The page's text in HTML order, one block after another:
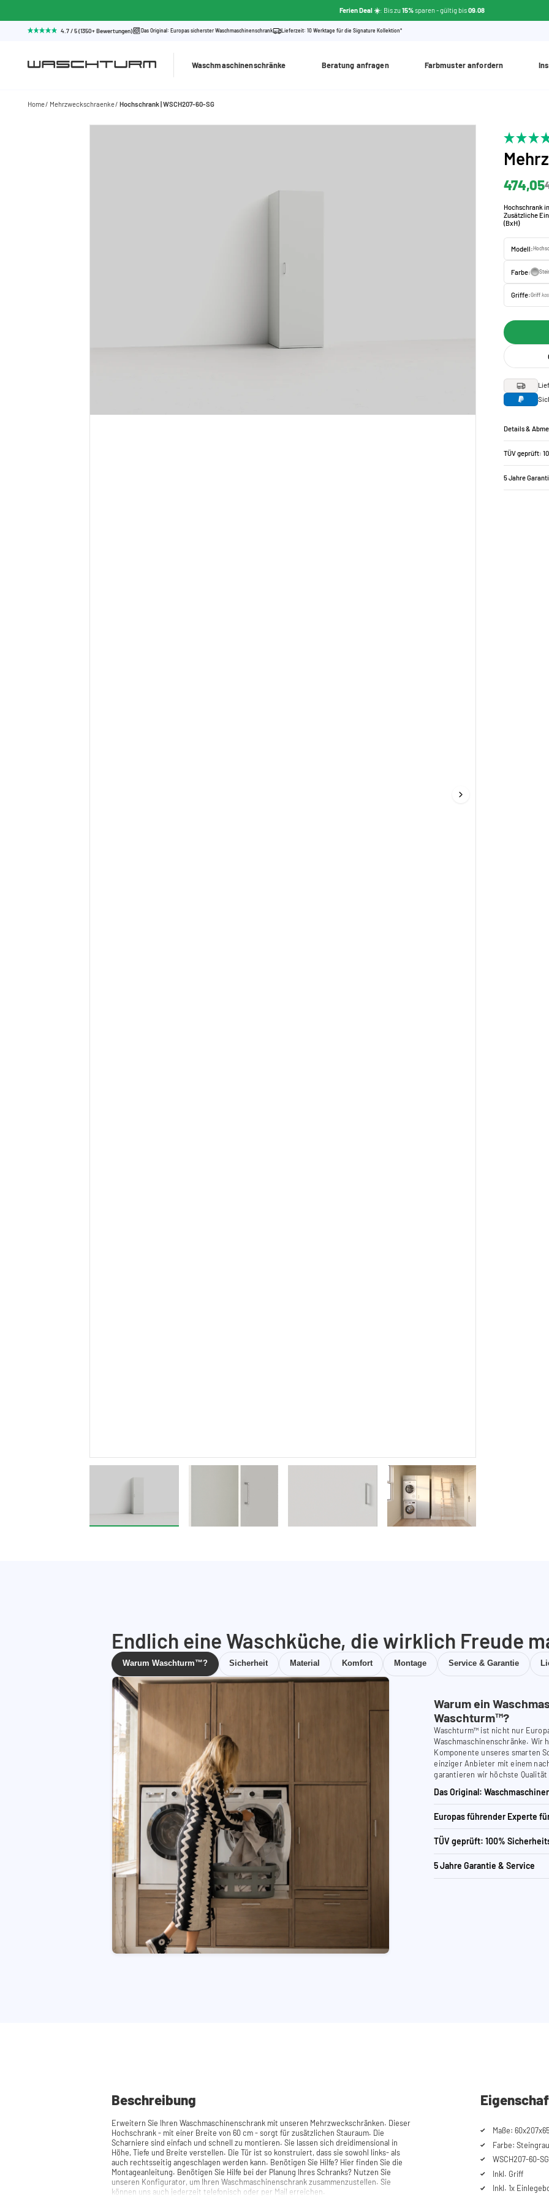
Ferien Deal ☀️: Bis zu15%sparen- gültig bis09.08
4.7 / 5 (1350+ Bewertungen) Das Original: Europas sicherster Waschmaschinenschrank Lieferzeit: 10 Werktage für die Signature Kollektion*
Waschmaschinenschränke Beratung anfragen Farbmuster anfordern
Home Mehrzweckschraenke Hochschrank | WSCH207-60-SG
474,05
Hochschrank
Zusätzliche
(BxH)
Modell:
Farbe:
Griffe:Griff
Details &
TÜV geprüft:
5 Jahre
Endlich eine Waschküche, die wirklich Freude
Warum Waschturm™? Sicherheit Material Komfort Montage Service & Garantie
Warum ein
Waschturm™?
Waschturm™ ist nicht nur
Waschmaschinenschränke. Wir
Komponente unseres smarten
einziger Anbieter mit einem
garantieren wir höchste
Das Original:
Europas führender Experte
TÜV geprüft: 100%
5 Jahre Garantie & Service
Beschreibung
Erweitern Sie Ihren Waschmaschinenschrank mit unseren Mehrzweckschränken. Dieser
Hochschrank - mit einer Breite von 60 cm - sorgt für zusätzlichen Stauraum. Die
Scharniere sind einfach und schnell zu montieren. Sie lassen sich dreidimensional in
Höhe, Tiefe und Breite verstellen. Die Tür ist so konstruiert, dass sie sowohl links- als
auch rechtsseitig angeschlagen werden kann. Benötigen Sie Hilfe? Hier finden Sie die
Montageanleitung. Benötigen Sie Hilfe bei der Planung Ihres Schranks? Nutzen Sie
unseren Konfigurator, um Ihren Waschmaschinenschrank zusammenzustellen. Sie
können uns auch jederzeit telefonisch oder per Mail erreichen.
Maße:
Farbe:
WSCH207-60-SG
Inkl. Griff
Inkl. 1x